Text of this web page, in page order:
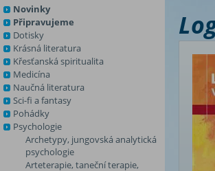
Novinky
Připravujeme
Dotisky
Krásná literatura
Křesťanská spiritualita
Medicína
Naučná literatura
Sci-fi a fantasy
Pohádky
Psychologie
Archetypy, jungovská analytická
psychologie
Arteterapie, taneční terapie,